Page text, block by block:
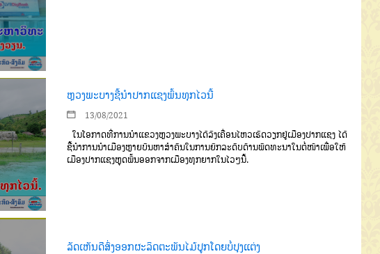
ຫຼວງພະບາງຊີ້ນຳປາກແຊງພົ້ນທຸກໄວນີ້
13/08/2021
ໃນໂອກາດທີ່ການນຳແຂວງຫຼວງພະບາງໄດ້ລົງເຄື່ອນໄຫວເຮັດວຽກຢູ່ເມືອງປາກແຊງ ໄດ້
ຊີ້ນຳການນຳເມືອງຫຼາຍບັນຫາສຳຄັນໃນການຍົກລະດັບດ້ານພັດທະນາໃນຕໍ່ໜ້າເພື່ອໃຫ້
ເມືອງປາກແຊງຫຼຸດພົ້ນອອກຈາກເມືອງທຸກຍາກໃນໄວໆນີ້.
ລັດເຫັນດີສົ່ງອອກຜະລິດຕະພັນໄມ້ປູກໂດຍບໍ່ປຸງແຕ່ງ